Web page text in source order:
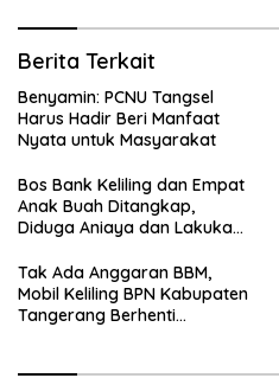
Berita Terkait
Benyamin: PCNU Tangsel
Harus Hadir Beri Manfaat
Nyata untuk Masyarakat
Bos Bank Keliling dan Empat
Anak Buah Ditangkap,
Diduga Aniaya dan Lakukan
Tak Ada Anggaran BBM,
Mobil Keliling BPN Kabupaten
Tangerang Berhenti